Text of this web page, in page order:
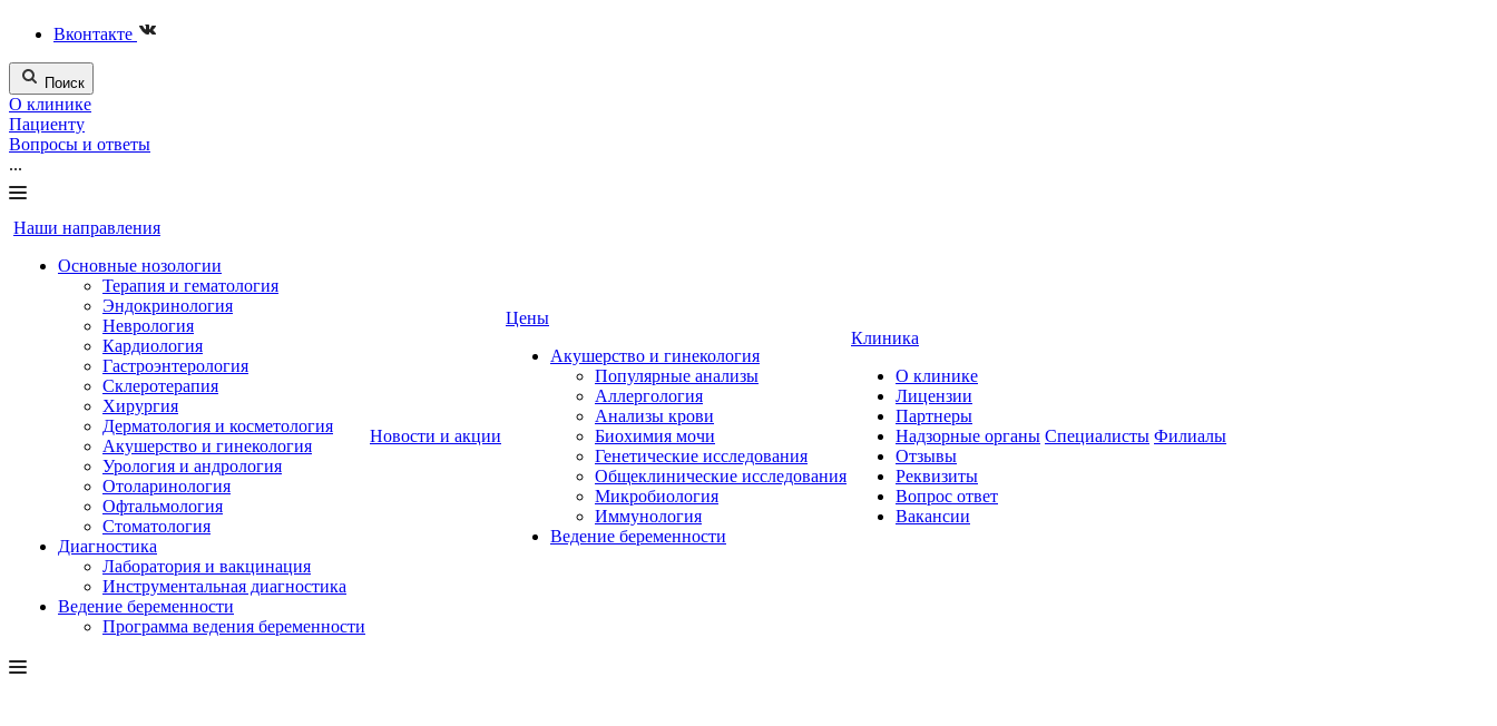
Вконтакте
Поиск
О клинике
Пациенту
Вопросы и ответы
...
Наши направления
Основные нозологии
Терапия и гематология
Эндокринология
Неврология
Кардиология
Гастроэнтерология
Склеротерапия
Хирургия
Дерматология и косметология
Акушерство и гинекология
Урология и андрология
Отоларинология
Офтальмология
Стоматология
Диагностика
Лаборатория и вакцинация
Инструментальная диагностика
Ведение беременности
Программа ведения беременности
Новости и акции
Цены
Акушерство и гинекология
Популярные анализы
Аллергология
Анализы крови
Биохимия мочи
Генетические исследования
Общеклинические исследования
Микробиология
Иммунология
Ведение беременности
Клиника
О клинике
Лицензии
Партнеры
Надзорные органы
Отзывы
Реквизиты
Вопрос ответ
Вакансии
Специалисты Филиалы